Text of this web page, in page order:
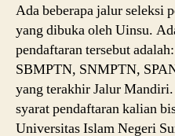
Ada beberapa jalur seleksi
yang dibuka oleh Uinsu.
pendaftaran tersebut
SBMPTN, SNMPTN,
yang terakhir Jalur
syarat pendaftaran kalian
Universitas Islam Negeri